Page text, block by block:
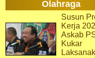
Olahraga
Susun
Kerja
Askab
Kukar